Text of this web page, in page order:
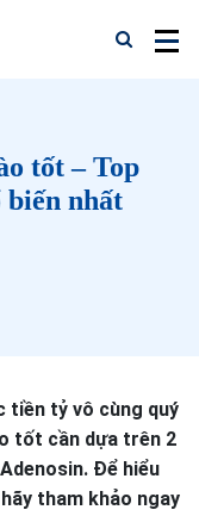
tốt – Top
nhất
tiền tỷ vô cùng quý
tốt cần dựa trên 2
Để hiểu
tham khảo ngay